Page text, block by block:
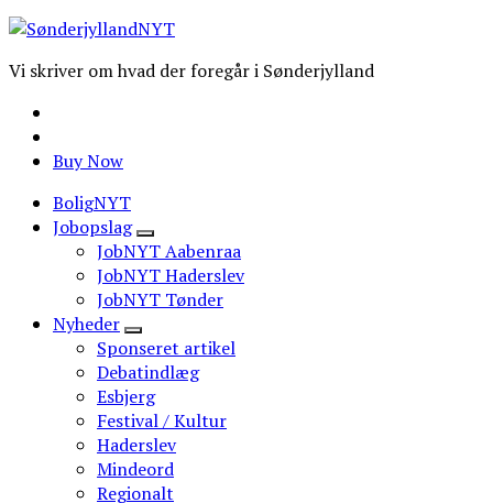
Vi skriver om hvad der foregår i Sønderjylland
Buy Now
BoligNYT
Jobopslag
JobNYT Aabenraa
JobNYT Haderslev
JobNYT Tønder
Nyheder
Sponseret artikel
Debatindlæg
Esbjerg
Festival / Kultur
Haderslev
Mindeord
Regionalt